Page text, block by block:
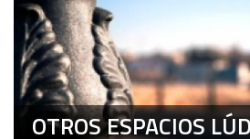
OTROS ESPACIOS